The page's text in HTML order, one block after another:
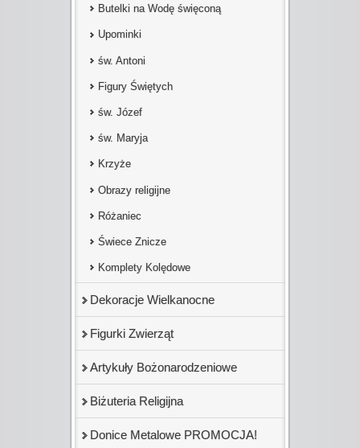
Butelki na Wodę święconą
Upominki
św. Antoni
Figury Świętych
św. Józef
św. Maryja
Krzyże
Obrazy religijne
Różaniec
Świece Znicze
Komplety Kolędowe
Dekoracje Wielkanocne
Figurki Zwierząt
Artykuły Bożonarodzeniowe
Biżuteria Religijna
Donice Metalowe PROMOCJA!